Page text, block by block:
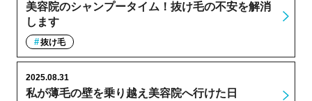
美容院のシャンプータイム！抜け毛の不安を解消
します
抜け毛
私が薄毛の壁を乗り越え美容院へ行けた日
2025.08.31